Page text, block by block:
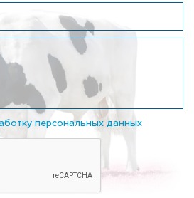
персональных данных